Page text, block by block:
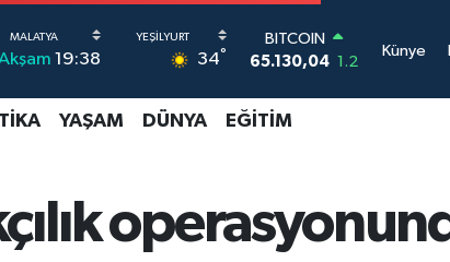
19:38 34°
BITCOIN
65.130,04 1.2
47,7106 0.17
EURO
GRAM ALTIN
6618.49 2.12
Künye
YAŞAM DÜNYA EĞITIM